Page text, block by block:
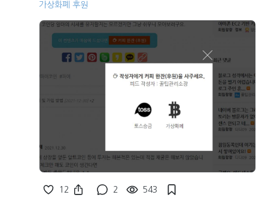
가상화폐 후원
12 2 543